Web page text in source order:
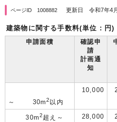
ページID 1008882 更新日 令和7年4
建築物に関する手数料(単位：円)
申請面積
確認申
請
計画通
知
～ 30m2 以内
10,000
30m2超え～
28,000